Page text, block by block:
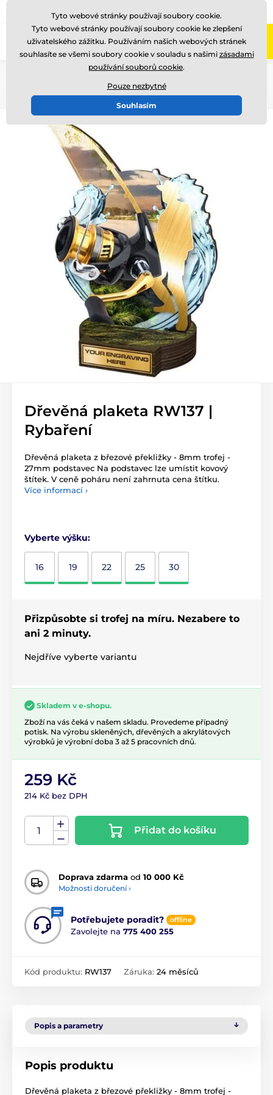
Zavolejte nám (Po-Pá 8-17)
Dřevěná plaketa RW137 |
Rybaření
Dřevěná plaketa z březové překližky - 8mm trofej -
27mm podstavec Na podstavec lze umístit kovový
štítek. V ceně poháru není zahrnuta cena štítku.
Více informací ›
Vyberte výšku:
16 19 22 25 30
Přizpůsobte si trofej na míru. Nezabere to
ani 2 minuty.
Nejdříve vyberte variantu
Skladem v e-shopu.
Zboží na vás čeká v našem skladu. Provedeme případný
potisk. Na výrobu skleněných, dřevěných a akrylátových
výrobků je výrobní doba 3 až 5 pracovních dnů.
259 Kč
214 Kč bez DPH
Přidat do košíku
Doprava zdarma od 10 000 Kč
Možnosti doručení ›
Potřebujete poradit? offline
Zavolejte na 775 400 255
Kód produktu: RW137 Záruka: 24 měsíců
Popis a parametry
Popis produktu
Dřevěná plaketa z březové překližky - 8mm trofej -
Tyto webové stránky používají soubory cookie.
Tyto webové stránky používají soubory cookie ke zlepšení
uživatelského zážitku. Používáním našich webových stránek
souhlasíte se všemi soubory cookie v souladu s našimi zásadami
používání souborů cookie.
Pouze nezbytné
Souhlasím